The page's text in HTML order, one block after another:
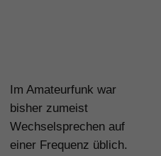
Im Amateurfunk war
bisher zumeist
Wechselsprechen auf
einer Frequenz üblich.